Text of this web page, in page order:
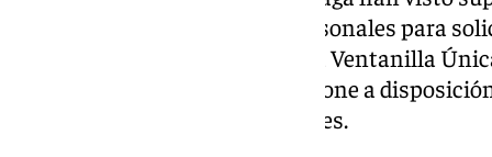
de poder emplear sus datos personales para
diversos fármacos a través de la Ventanilla
aplicación que la corporación pone a
realización de trámites colegiales.